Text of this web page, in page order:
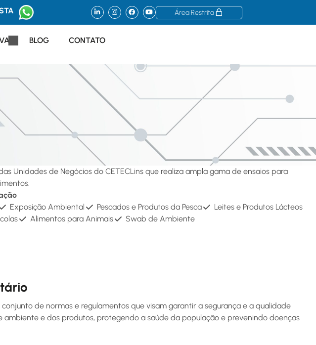
Área Restrita
BLOG CONTATO
Unidades de Negócios do CETECLins que realiza ampla gama de ensaios para
Exposição Ambiental Pescados e Produtos da Pesca
Leites e Produtos Lácteos
Alimentos para Animais Swab de Ambiente
de normas e regulamentos que visam garantir a segurança e a qualidade
ambiente e dos produtos, protegendo a saúde da população e prevenindo doenças